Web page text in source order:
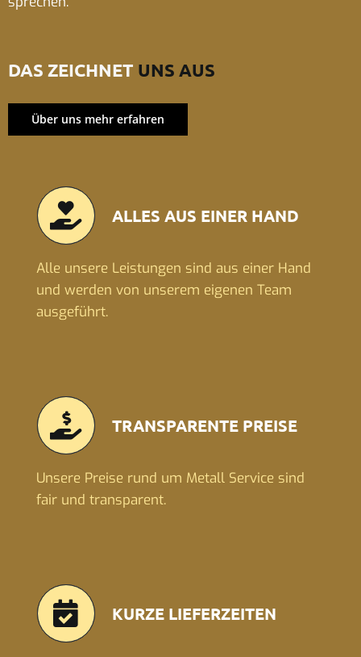
DAS ZEICHNET UNS AUS
Über uns mehr erfahren
ALLES AUS EINER HAND
Alle unsere Leistungen sind aus einer Hand
und werden von unserem eigenen Team
ausgeführt.
TRANSPARENTE PREISE
Unsere Preise rund um Metall Service sind
fair und transparent.
KURZE LIEFERZEITEN